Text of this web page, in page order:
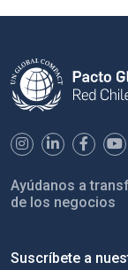
Ayúdanos a
de los negocios
Suscríbete a